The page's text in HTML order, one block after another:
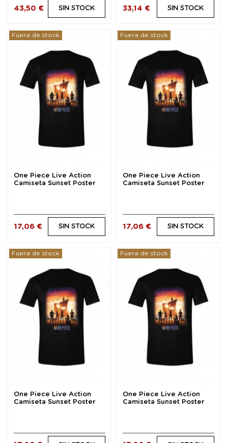
43,50 € SIN STOCK 33,14 € SIN STOCK
Fuera de stock
One Piece Live Action
Camiseta Sunset Poster
17,06 € SIN STOCK
Fuera de stock
One Piece Live Action
Camiseta Sunset Poster
17,06 € SIN STOCK
Fuera de stock
One Piece Live Action
Camiseta Sunset Poster
Fuera de stock
One Piece Live Action
Camiseta Sunset Poster